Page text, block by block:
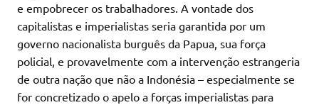
e empobrecer os trabalhadores. A vontade dos
capitalistas e imperialistas seria garantida por um
governo nacionalista burguês da Papua, sua força
policial, e provavelmente com a intervenção estrangeria
de outra nação que não a Indonésia – especialmente se
for concretizado o apelo a forças imperialistas para